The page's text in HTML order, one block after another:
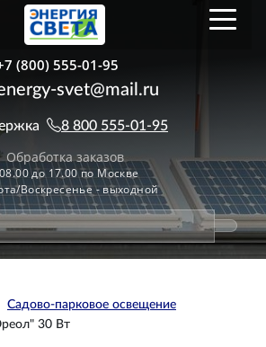
(800) 555-01-95
svet@mail.ru
8 800 555-01-95
Обработка заказов
до 17.00 по Москве
Воскресенье - выходной
Садово-парковое освещение
30 Вт